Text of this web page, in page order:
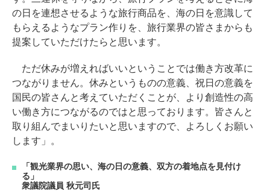
の日を連想させるような旅行商品を、海の日を意識して
もらえるようなプラン作りを、旅行業界の皆さまからも
提案していただけたらと思います。
ただ休みが増えればいいということでは働き方改革に
つながりません。休みというものの意義、祝日の意義を
国民の皆さんと考えていただくことが、より創造性の高
い働き方につながるのではと思っております。皆さんと
取り組んでまいりたいと思いますので、よろしくお願い
します」。
「観光業界の思い、海の日の意義、双方の着地点を見付け
る」
衆議院議員 秋元司氏